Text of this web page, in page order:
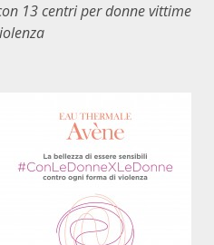
13 centri per donne vittime